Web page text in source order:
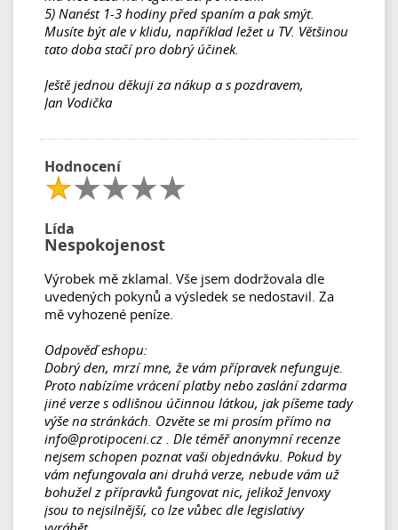
5) Nanést 1-3 hodiny před spaním a pak smýt.
Musíte být ale v klidu, například ležet u TV. Většinou
tato doba stačí pro dobrý účinek.
Ještě jednou děkuji za nákup a s pozdravem,
Jan Vodička
Hodnocení
Lída
Nespokojenost
Výrobek mě zklamal. Vše jsem dodržovala dle
uvedených pokynů a výsledek se nedostavil. Za
mě vyhozené peníze.
Odpověď eshopu:
Dobrý den, mrzí mne, že vám přípravek nefunguje.
Proto nabízíme vrácení platby nebo zaslání zdarma
jiné verze s odlišnou účinnou látkou, jak píšeme tady
výše na stránkách. Ozvěte se mi prosím přímo na
info@protipoceni.cz . Dle téměř anonymní recenze
nejsem schopen poznat vaši objednávku. Pokud by
vám nefungovala ani druhá verze, nebude vám už
bohužel z přípravků fungovat nic, jelikož Jenvoxy
jsou to nejsilnější, co lze vůbec dle legislativy